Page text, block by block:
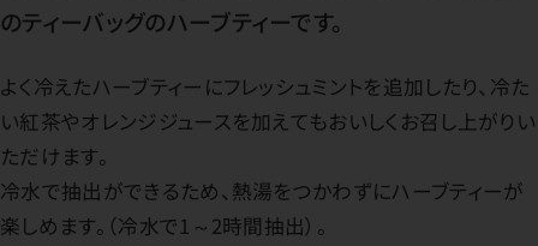
のティーバッグのハーブティーです。
よく冷えたハーブティーにフレッシュミントを追加したり、冷た
い紅茶やオレンジジュースを加えてもおいしくお召し上がりい
ただけます。
冷水で抽出ができるため、熱湯をつかわずにハーブティーが
楽しめます。（冷水で1～2時間抽出）。